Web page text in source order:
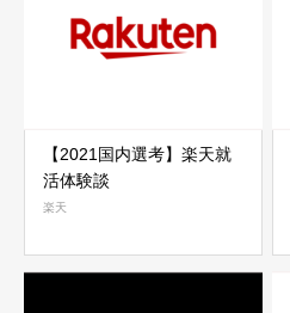
【2021国内選考】楽天就
活体験談
楽天